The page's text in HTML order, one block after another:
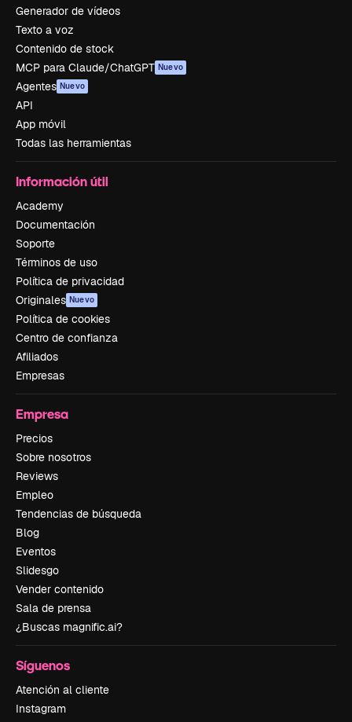
Generador de vídeos
Texto a voz
Contenido de stock
MCP para Claude/ChatGPT Nuevo
Agentes Nuevo
API
App móvil
Todas las herramientas
Información útil
Academy
Documentación
Soporte
Términos de uso
Política de privacidad
Originales Nuevo
Política de cookies
Centro de confianza
Afiliados
Empresas
Empresa
Precios
Sobre nosotros
Reviews
Empleo
Tendencias de búsqueda
Blog
Eventos
Slidesgo
Vender contenido
Sala de prensa
¿Buscas magnific.ai?
Síguenos
Atención al cliente
Instagram